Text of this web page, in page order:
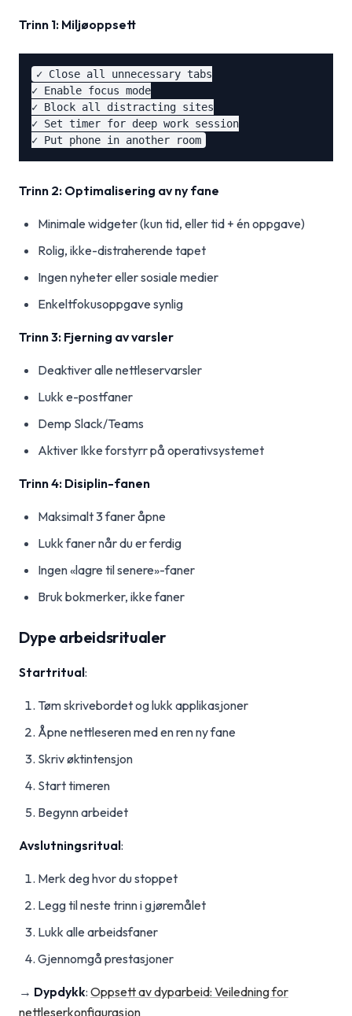
Trinn 1: Miljøoppsett
✓ Close all unnecessary tabs
✓ Enable focus mode
✓ Block all distracting sites
✓ Set timer for deep work session
Trinn 2: Optimalisering av ny fane
Minimale widgeter (kun tid, eller tid + én oppgave)
Rolig, ikke-distraherende tapet
Ingen nyheter eller sosiale medier
Enkeltfokusoppgave synlig
Trinn 3: Fjerning av varsler
Deaktiver alle nettleservarsler
Lukk e-postfaner
Demp Slack/Teams
Aktiver Ikke forstyrr på operativsystemet
Trinn 4: Disiplin-fanen
Maksimalt 3 faner åpne
Lukk faner når du er ferdig
Ingen «lagre til senere»-faner
Bruk bokmerker, ikke faner
Dype arbeidsritualer
Startritual:
Tøm skrivebordet og lukk applikasjoner
Åpne nettleseren med en ren ny fane
Skriv øktintensjon
Start timeren
Begynn arbeidet
Avslutningsritual:
Merk deg hvor du stoppet
Legg til neste trinn i gjøremålet
Lukk alle arbeidsfaner
Gjennomgå prestasjoner
→ Dypdykk: Oppsett av dyparbeid: Veiledning for
nettleserkonfigurasjon